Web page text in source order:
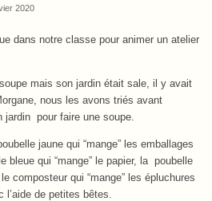
2020
dans notre classe pour animer un atelier
mais son jardin était sale, il y avait
nous les avons triés avant
jardin pour faire une soupe.
jaune qui “mange” les emballages
bleue qui “mange” le papier, la poubelle
composteur qui “mange” les épluchures
de petites bêtes.